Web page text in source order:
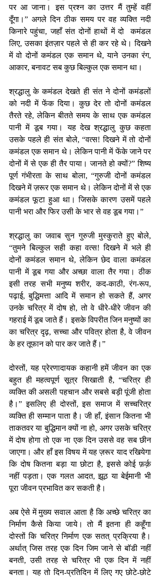
पर आ जाना। इस प्रश्न का उत्तर मैं तुम्हें वहीं
दूँगा।” अगले दिन ठीक समय पर वह व्यक्ति नदी
किनारे पहुंचा, जहाँ संत दोनों हाथों में दो  कमंडल
लिए, उसका इंतज़ार पहले से ही कर रहे थे। दिखने
में वो दोनों कमंडल एक समान थे, याने उनका रंग,
आकार, बनावट सब कुछ बिल्कुल एक समान था।
श्रद्धालु के कमंडल देखते ही संत ने दोनों कमंडलों
को नदी में फेंक दिया। कुछ देर तो दोनों कमंडल
तैरते रहे, लेकिन बीतते समय के साथ एक कमंडल
पानी में डूब गया। यह देख श्रद्धालु कुछ कहता
उसके पहले ही संत बोले, “वत्स! दिखने में तो दोनों
कमंडल एक समान थे। लेकिन पानी में फेंके जाने पर
दोनों में से एक ही तैर पाया। जानते हो क्यों?” शिष्य
पूर्ण गंभीरता के साथ बोला, “गुरुजी दोनों कमंडल
दिखने में ज़रूर एक समान थे। लेकिन दोनों में से एक
कमंडल फूटा हुआ था। जिसके कारण उसमें पहले
पानी भरा और फिर उसी के भार से वह डूब गया।”
श्रद्धालु का जवाब सुन गुरुजी मुस्कुराते हुए बोले,
“तुमने बिल्कुल सही कहा वत्स! दिखने में भले ही
दोनों कमंडल समान थे, लेकिन छेद वाला कमंडल
पानी में डूब गया और अच्छा वाला तैर गया। ठीक
इसी तरह सभी मनुष्य शरीर, कद-काठी, रंग-रूप,
पढ़ाई, बुद्धिमत्ता आदि में समान हो सकते हैं, अगर
उनके चरित्र में दोष हो, तो वे धीरे-धीरे जीवन की
गहराई में डूब जाते हैं। इसके विपरीत जिन मनुष्यों का
का चरित्र दृढ़, सच्चा और पवित्र होता है, वे जीवन
के हर तूफान को पार कर जाते हैं।”
दोस्तों, यह प्रेरणादायक कहानी हमें जीवन का एक
बहुत ही महत्वपूर्ण सूत्र सिखाती है, “चरित्र ही
व्यक्ति की असली पहचान और सबसे बड़ी पूंजी होता
है।” इसलिए ही दोस्तों, इस समाज में सच्चरित्र
व्यक्ति ही सम्मान पाता है। जी हाँ, इंसान कितना भी
ताकतवर या बुद्धिमान क्यों ना हो, अगर उसके चरित्र
में दोष होगा तो एक ना एक दिन उससे वह सब छीन
जाएगा। और हाँ इस विषय में यह ज़रूर याद रखियेगा
कि दोष कितना बड़ा या छोटा है, इससे कोई फ़र्क़
नहीं पड़ता। एक गलत आदत, झूठ या बेईमानी भी
पूरा जीवन प्रभावित कर सकती है।
अब ऐसे में मुख्य सवाल आता है कि अच्छे चरित्र का
निर्माण कैसे किया जाये। तो मैं इतना ही कहूँगा
दोस्तों कि चरित्र निर्माण एक सतत् प्रक्रिया है।
अर्थात् जिस तरह एक दिन जिम जाने से बॉडी नहीं
बनती, उसी तरह से चरित्र भी एक दिन में नहीं
बनता। यह तो दिन-प्रतिदिन में लिए गए छोटे-छोटे